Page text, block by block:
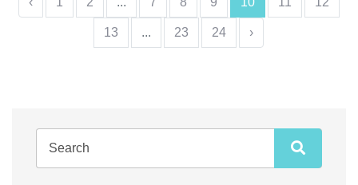
13 ... 23 24 ›